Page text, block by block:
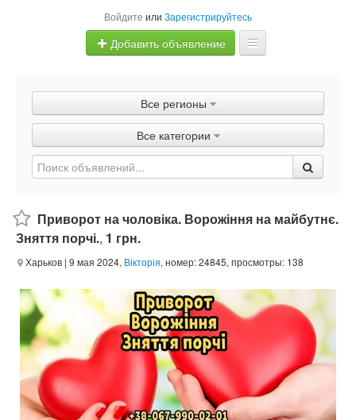
Войдите или Зарегистрируйтесь
Добавить объявление
Объявления
Быстрая продажа
Все регионы
Все категории
Приворот на чоловіка. Ворожіння на майбутнє.
Зняття порчі., 1 грн.
Харьков | 9 мая 2024, Вікторія, номер: 24845, просмотры: 138